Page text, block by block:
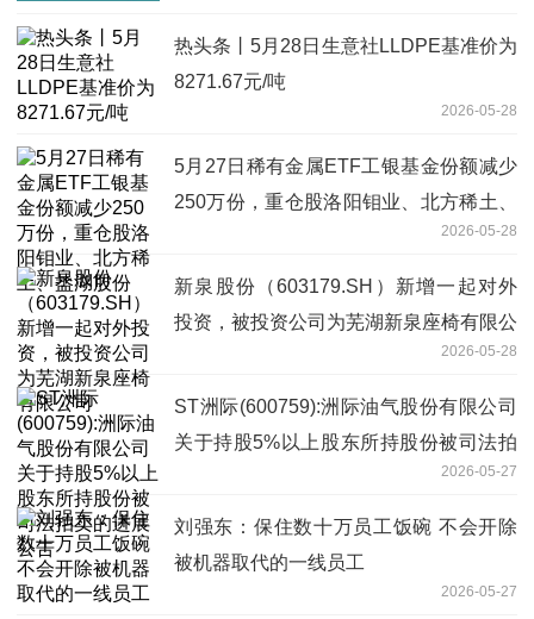
热头条丨5月28日生意社LLDPE基准价为
8271.67元/吨
2026-05-28
5月27日稀有金属ETF工银基金份额减少
250万份，重仓股洛阳钼业、北方稀土、
2026-05-28
新泉股份（603179.SH）新增一起对外
投资，被投资公司为芜湖新泉座椅有限公
2026-05-28
ST洲际(600759):洲际油气股份有限公司
关于持股5%以上股东所持股份被司法拍
2026-05-27
刘强东：保住数十万员工饭碗 不会开除
被机器取代的一线员工
2026-05-27